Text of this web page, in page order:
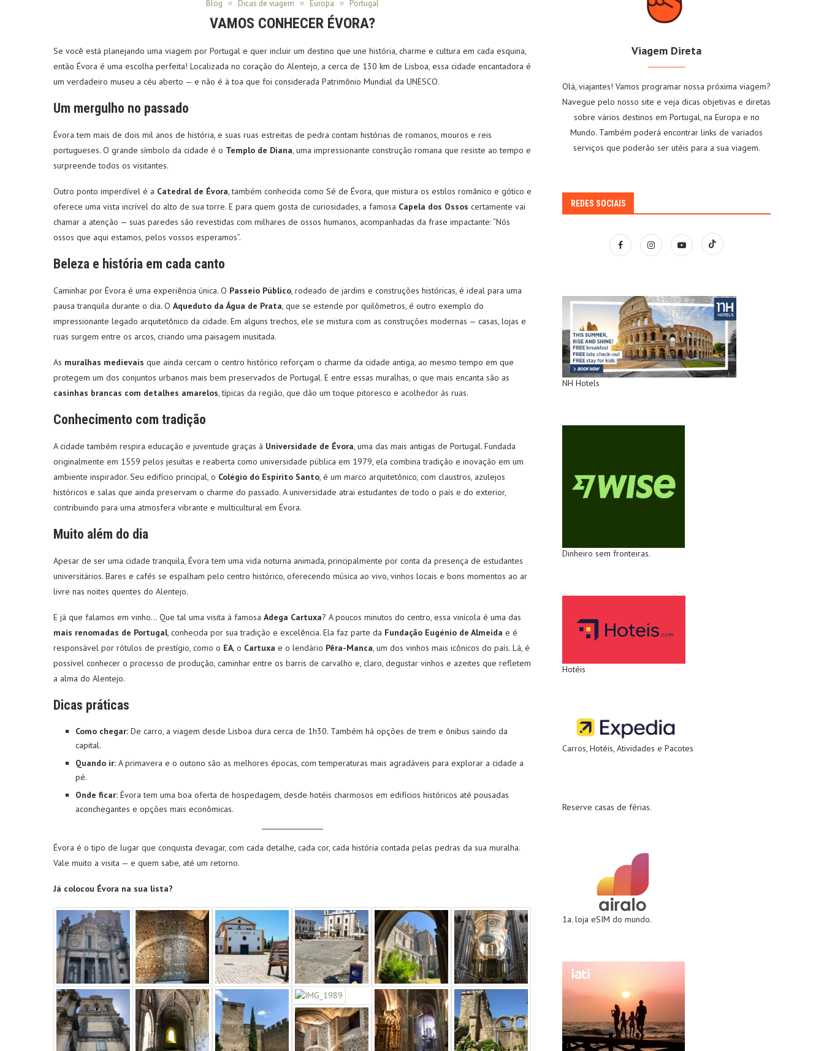
Blog Dicas de viagem Europa Portugal
VAMOS CONHECER ÉVORA?
Se você está planejando uma viagem por Portugal e quer incluir um destino que une história, charme e cultura em cada esquina,
então Évora é uma escolha perfeita! Localizada no coração do Alentejo, a cerca de 130 km de Lisboa, essa cidade encantadora é
um verdadeiro museu a céu aberto — e não é à toa que foi considerada Patrimônio Mundial da UNESCO.
Um mergulho no passado
Évora tem mais de dois mil anos de história, e suas ruas estreitas de pedra contam histórias de romanos, mouros e reis
portugueses. O grande símbolo da cidade é o Templo de Diana, uma impressionante construção romana que resiste ao tempo e
surpreende todos os visitantes.
Outro ponto imperdível é a Catedral de Évora, também conhecida como Sé de Évora, que mistura os estilos românico e gótico e
oferece uma vista incrível do alto de sua torre. E para quem gosta de curiosidades, a famosa Capela dos Ossos certamente vai
chamar a atenção — suas paredes são revestidas com milhares de ossos humanos, acompanhadas da frase impactante: “Nós
ossos que aqui estamos, pelos vossos esperamos”.
Beleza e história em cada canto
Caminhar por Évora é uma experiência única. O Passeio Público, rodeado de jardins e construções históricas, é ideal para uma
pausa tranquila durante o dia. O Aqueduto da Água de Prata, que se estende por quilômetros, é outro exemplo do
impressionante legado arquitetônico da cidade. Em alguns trechos, ele se mistura com as construções modernas — casas, lojas e
ruas surgem entre os arcos, criando uma paisagem inusitada.
As muralhas medievais que ainda cercam o centro histórico reforçam o charme da cidade antiga, ao mesmo tempo em que
protegem um dos conjuntos urbanos mais bem preservados de Portugal. E entre essas muralhas, o que mais encanta são as
casinhas brancas com detalhes amarelos, típicas da região, que dão um toque pitoresco e acolhedor às ruas.
Conhecimento com tradição
A cidade também respira educação e juventude graças à Universidade de Évora, uma das mais antigas de Portugal. Fundada
originalmente em 1559 pelos jesuítas e reaberta como universidade pública em 1979, ela combina tradição e inovação em um
ambiente inspirador. Seu edifício principal, o Colégio do Espírito Santo, é um marco arquitetônico, com claustros, azulejos
históricos e salas que ainda preservam o charme do passado. A universidade atrai estudantes de todo o país e do exterior,
contribuindo para uma atmosfera vibrante e multicultural em Évora.
Muito além do dia
Apesar de ser uma cidade tranquila, Évora tem uma vida noturna animada, principalmente por conta da presença de estudantes
universitários. Bares e cafés se espalham pelo centro histórico, oferecendo música ao vivo, vinhos locais e bons momentos ao ar
livre nas noites quentes do Alentejo.
E já que falamos em vinho… Que tal uma visita à famosa Adega Cartuxa? A poucos minutos do centro, essa vinícola é uma das
mais renomadas de Portugal, conhecida por sua tradição e excelência. Ela faz parte da Fundação Eugénio de Almeida e é
responsável por rótulos de prestígio, como o EA, o Cartuxa e o lendário Pêra-Manca, um dos vinhos mais icônicos do país. Lá, é
possível conhecer o processo de produção, caminhar entre os barris de carvalho e, claro, degustar vinhos e azeites que refletem
a alma do Alentejo.
Dicas práticas
Como chegar: De carro, a viagem desde Lisboa dura cerca de 1h30. Também há opções de trem e ônibus saindo da
capital.
Quando ir: A primavera e o outono são as melhores épocas, com temperaturas mais agradáveis para explorar a cidade a
pé.
Onde ficar: Évora tem uma boa oferta de hospedagem, desde hotéis charmosos em edifícios históricos até pousadas
aconchegantes e opções mais econômicas.
Évora é o tipo de lugar que conquista devagar, com cada detalhe, cada cor, cada história contada pelas pedras da sua muralha.
Vale muito a visita — e quem sabe, até um retorno.
Já colocou Évora na sua lista?
Viagem Direta
Olá, viajantes! Vamos programar nossa próxima viagem?
Navegue pelo nosso site e veja dicas objetivas e diretas
sobre vários destinos em Portugal, na Europa e no
Mundo. Também poderá encontrar links de variados
serviços que poderão ser utéis para a sua viagem.
REDES SOCIAIS
NH Hotels
Dinheiro sem fronteiras.
Hotéis
Carros, Hotéis, Atividades e Pacotes
Reserve casas de férias.
1a. loja eSIM do mundo.